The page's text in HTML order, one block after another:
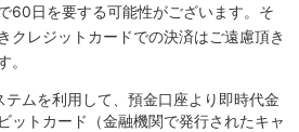
60日を要する可能性がございます。そ
クレジットカードでの決済はご遠慮頂き
。
ムを利用して、預金口座より即時代金
ットカード（金融機関で発行されたキャ